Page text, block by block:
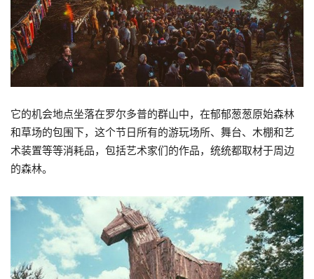
它的机会地点坐落在罗尔多普的群山中，在郁郁葱葱原始森林
和草场的包围下，这个节日所有的游玩场所、舞台、木棚和艺
术装置等等消耗品，包括艺术家们的作品，统统都取材于周边
的森林。